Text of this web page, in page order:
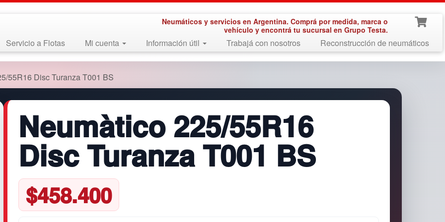
Neumáticos y servicios en Argentina. Comprá por medida, marca o
vehículo y encontrá tu sucursal en Grupo Testa.
Servicio a Flotas Mi cuenta Información útil Trabajá con nosotros Reconstrucción de neumáticos
55R16 Disc Turanza T001 BS
Neumàtico 225/55R16
Disc Turanza T001 BS
$458.400